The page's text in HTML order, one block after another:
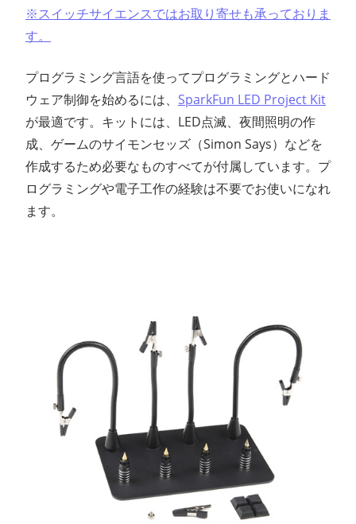
※スイッチサイエンスではお取り寄せも承っておりま
す。
プログラミング言語を使ってプログラミングとハード
ウェア制御を始めるには、 SparkFun LED Project Kit
が最適です。キットには、LED点滅、夜間照明の作
成、ゲームのサイモンセッズ（Simon Says）などを
作成するため必要なものすべてが付属しています。プ
ログラミングや電子工作の経験は不要でお使いになれ
ます。